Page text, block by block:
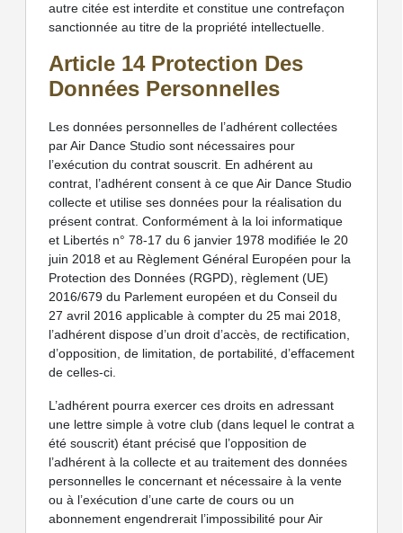
autre citée est interdite et constitue une contrefaçon
sanctionnée au titre de la propriété intellectuelle.
Article 14 Protection Des
Données Personnelles
Les données personnelles de l’adhérent collectées
par Air Dance Studio sont nécessaires pour
l’exécution du contrat souscrit. En adhérent au
contrat, l’adhérent consent à ce que Air Dance Studio
collecte et utilise ses données pour la réalisation du
présent contrat. Conformément à la loi informatique
et Libertés n° 78-17 du 6 janvier 1978 modifiée le 20
juin 2018 et au Règlement Général Européen pour la
Protection des Données (RGPD), règlement (UE)
2016/679 du Parlement européen et du Conseil du
27 avril 2016 applicable à compter du 25 mai 2018,
l’adhérent dispose d’un droit d’accès, de rectification,
d’opposition, de limitation, de portabilité, d’effacement
de celles-ci.
L’adhérent pourra exercer ces droits en adressant
une lettre simple à votre club (dans lequel le contrat a
été souscrit) étant précisé que l’opposition de
l’adhérent à la collecte et au traitement des données
personnelles le concernant et nécessaire à la vente
ou à l’exécution d’une carte de cours ou un
abonnement engendrerait l’impossibilité pour Air